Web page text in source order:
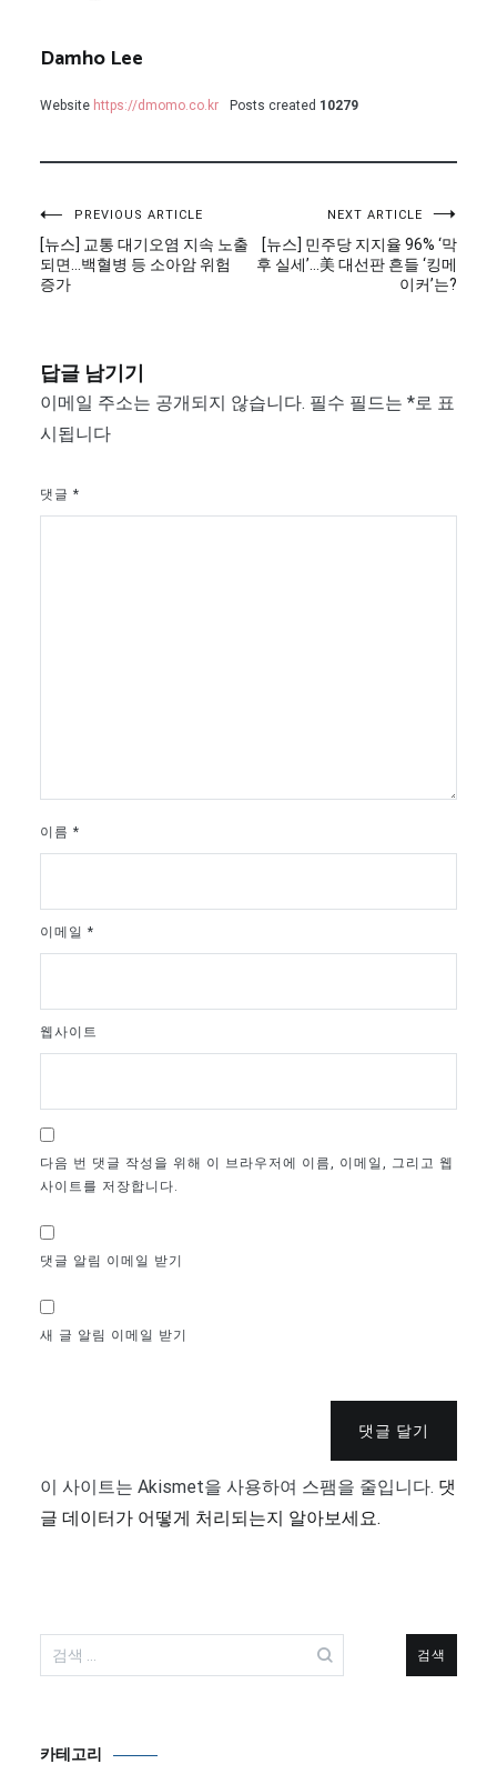
Damho Lee
Website https://dmomo.co.kr Posts created 10279
글
탐
색
PREVIOUS ARTICLE
[뉴스] 교통 대기오염 지속 노출
되면…백혈병 등 소아암 위험
증가
NEXT ARTICLE
[뉴스] 민주당 지지율 96% ‘막
후 실세’…美 대선판 흔들 ‘킹메
이커’는?
답글 남기기
이메일 주소는 공개되지 않습니다. 필수 필드는 *로 표
시됩니다
댓글 *
이름 *
이메일 *
웹사이트
다음 번 댓글 작성을 위해 이 브라우저에 이름, 이메일, 그리고 웹
사이트를 저장합니다.
댓글 알림 이메일 받기
새 글 알림 이메일 받기
댓글 달기
이 사이트는 Akismet을 사용하여 스팸을 줄입니다. 댓
글 데이터가 어떻게 처리되는지 알아보세요.
색:
카테고리